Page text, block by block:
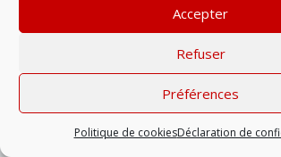
Accepter
Refuser
Préférences
Politique de cookiesDéclaration de